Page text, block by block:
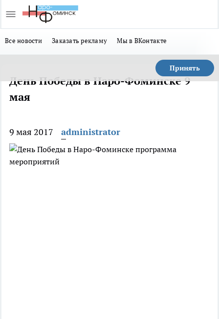
Все новости Заказать рекламу Мы в ВКонтакте
Принять
День Победы в Наро-Фоминске 9
мая
9 мая 2017 administrator